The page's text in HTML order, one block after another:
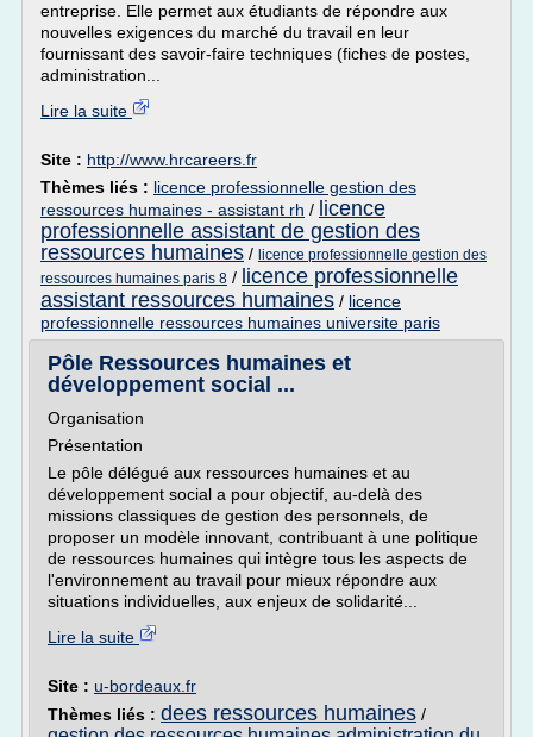
entreprise. Elle permet aux étudiants de répondre aux
nouvelles exigences du marché du travail en leur
fournissant des savoir-faire techniques (fiches de postes,
administration...
Lire la suite
Site : http://www.hrcareers.fr
Thèmes liés : licence professionnelle gestion des
ressources humaines - assistant rh / licence
professionnelle assistant de gestion des
ressources humaines / licence professionnelle gestion des
ressources humaines paris 8 / licence professionnelle
assistant ressources humaines / licence
professionnelle ressources humaines universite paris
Pôle Ressources humaines et
développement social ...
Organisation
Présentation
Le pôle délégué aux ressources humaines et au
développement social a pour objectif, au-delà des
missions classiques de gestion des personnels, de
proposer un modèle innovant, contribuant à une politique
de ressources humaines qui intègre tous les aspects de
l'environnement au travail pour mieux répondre aux
situations individuelles, aux enjeux de solidarité...
Lire la suite
Site : u-bordeaux.fr
Thèmes liés : dees ressources humaines /